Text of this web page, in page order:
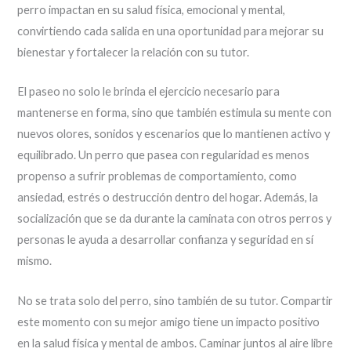
perro impactan en su salud física, emocional y mental,
convirtiendo cada salida en una oportunidad para mejorar su
bienestar y fortalecer la relación con su tutor.
El paseo no solo le brinda el ejercicio necesario para
mantenerse en forma, sino que también estimula su mente con
nuevos olores, sonidos y escenarios que lo mantienen activo y
equilibrado. Un perro que pasea con regularidad es menos
propenso a sufrir problemas de comportamiento, como
ansiedad, estrés o destrucción dentro del hogar. Además, la
socialización que se da durante la caminata con otros perros y
personas le ayuda a desarrollar confianza y seguridad en sí
mismo.
No se trata solo del perro, sino también de su tutor. Compartir
este momento con su mejor amigo tiene un impacto positivo
en la salud física y mental de ambos. Caminar juntos al aire libre